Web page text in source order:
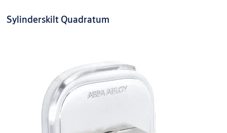
Sylinderskilt Quadratum